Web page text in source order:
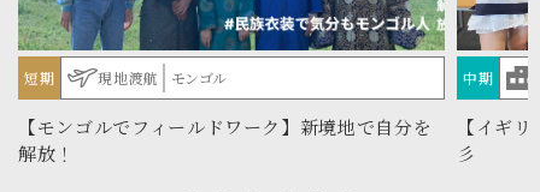
中期 学内プログラム イギリス
【イギリスGC留学】入学前からの夢を叶えて☆
彡
短期
【短期
GUAM❁